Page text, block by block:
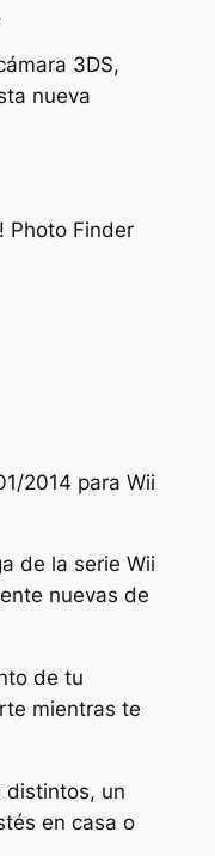
3DS,
nueva
Photo Finder
2014 para Wii
de la serie Wii
nuevas de
de tu
mientras te
distintos, un
en casa o